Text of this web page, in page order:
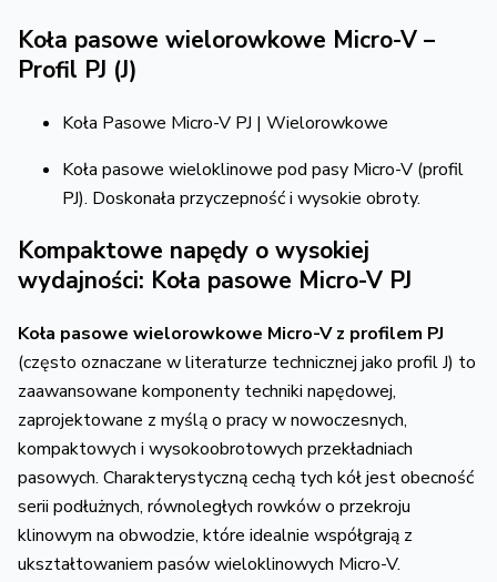
Koła pasowe wielorowkowe Micro-V –
Profil PJ (J)
Koła Pasowe Micro-V PJ | Wielorowkowe
Koła pasowe wieloklinowe pod pasy Micro-V (profil
PJ). Doskonała przyczepność i wysokie obroty.
Kompaktowe napędy o wysokiej
wydajności: Koła pasowe Micro-V PJ
Koła pasowe wielorowkowe Micro-V z profilem PJ
(często oznaczane w literaturze technicznej jako profil J) to
zaawansowane komponenty techniki napędowej,
zaprojektowane z myślą o pracy w nowoczesnych,
kompaktowych i wysokoobrotowych przekładniach
pasowych. Charakterystyczną cechą tych kół jest obecność
serii podłużnych, równoległych rowków o przekroju
klinowym na obwodzie, które idealnie współgrają z
ukształtowaniem pasów wieloklinowych Micro-V.